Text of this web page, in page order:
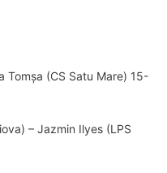
Tomșa (CS Satu Mare) 15-
– Jazmin Ilyes (LPS